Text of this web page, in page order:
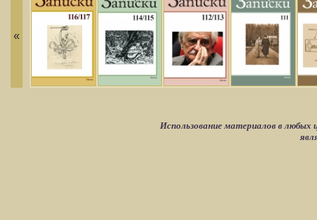
«
Использование материалов в любых